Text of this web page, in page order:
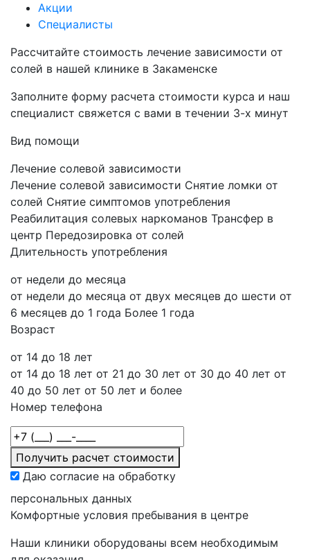
Акции
Специалисты
Рассчитайте стоимость лечение зависимости от
солей в нашей клинике в Закаменске
Заполните форму расчета стоимости курса и наш
специалист свяжется с вами в течении 3-х минут
Вид помощи
Лечение солевой зависимости
Лечение солевой зависимости Снятие ломки от
солей Снятие симптомов употребления
Реабилитация солевых наркоманов Трансфер в
центр Передозировка от солей
Длительность употребления
от недели до месяца
от недели до месяца от двух месяцев до шести от
6 месяцев до 1 года Более 1 года
Возраст
от 14 до 18 лет
от 14 до 18 лет от 21 до 30 лет от 30 до 40 лет от
40 до 50 лет от 50 лет и более
Номер телефона
Получить расчет стоимости
Даю согласие на обработку
персональных данных
Комфортные условия пребывания в центре
Наши клиники оборудованы всем необходимым